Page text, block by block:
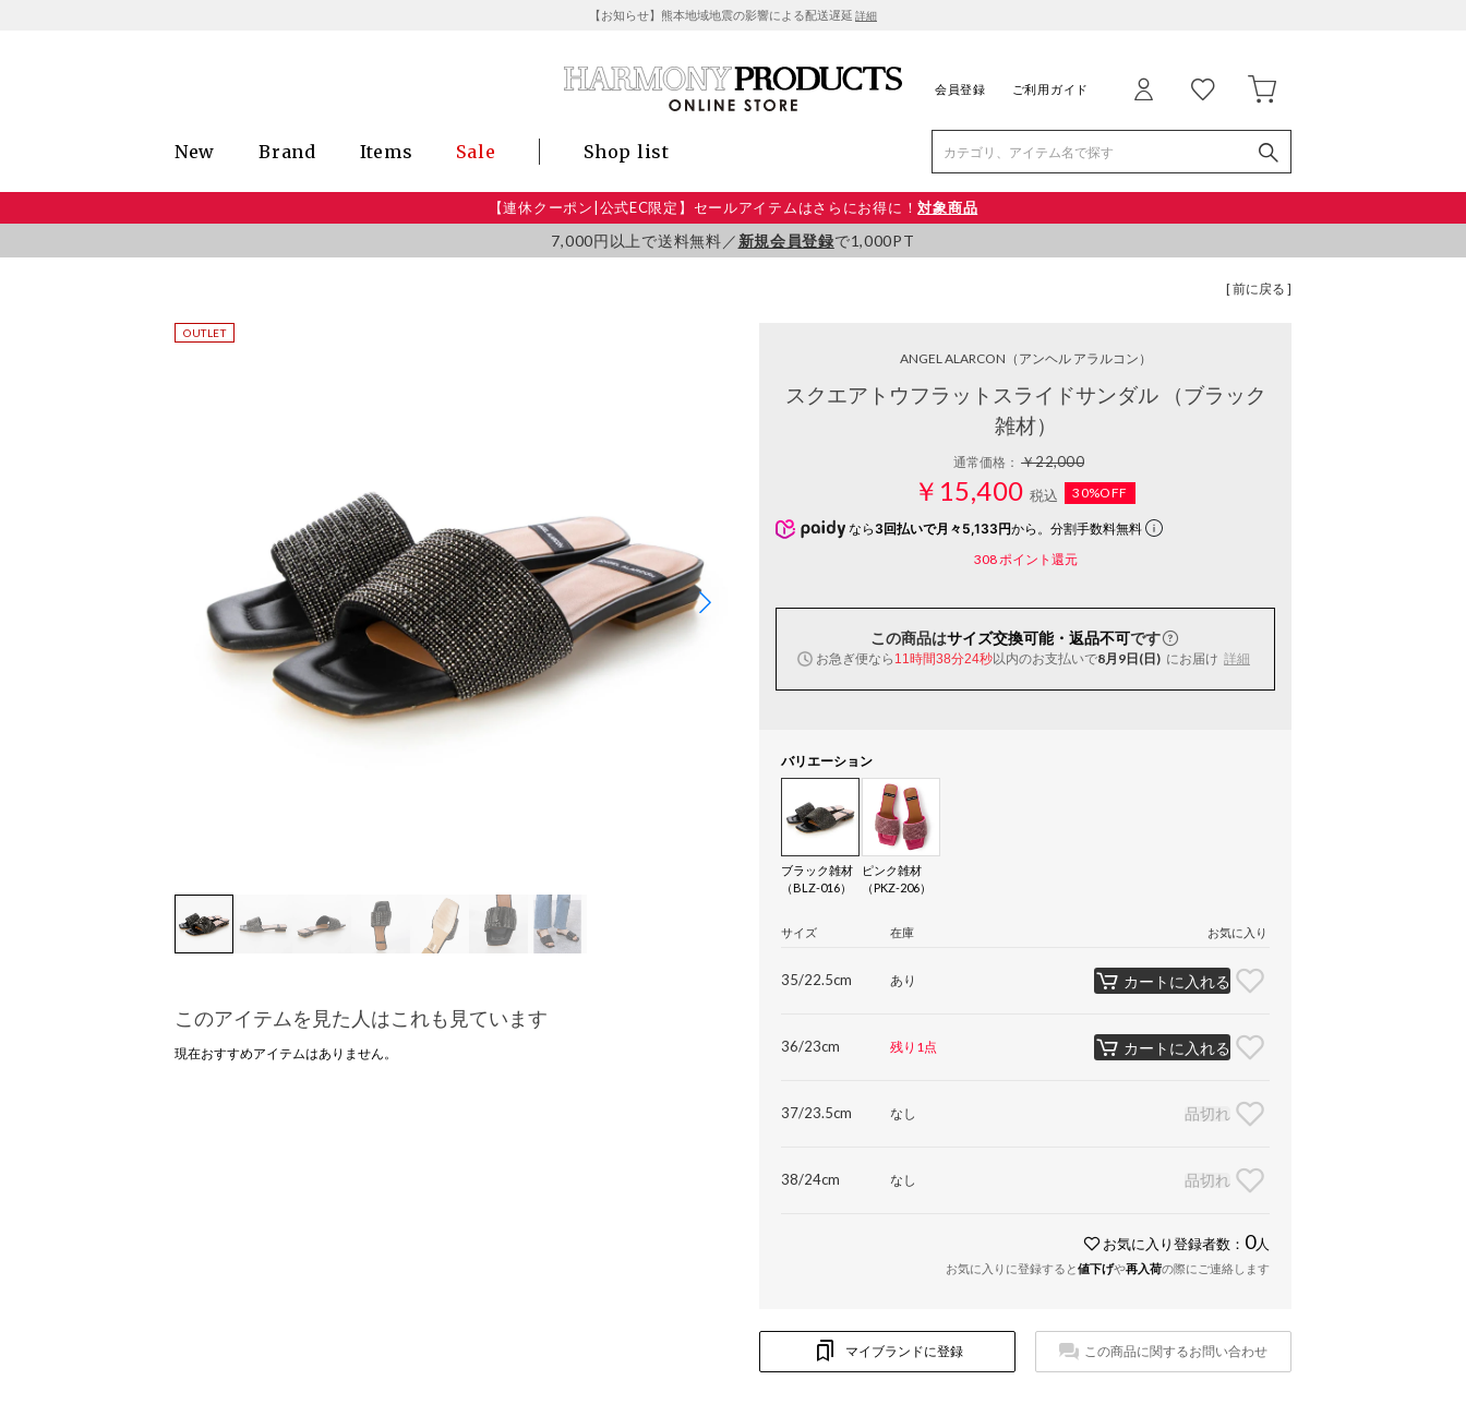
【お知らせ】熊本地域地震の影響による配送遅延 詳細
会員登録 ご利用ガイド
New Brand Items Sale Shop list
【連休クーポン|公式EC限定】セールアイテムはさらにお得に！対象商品
7,000円以上で送料無料／ 新規会員登録で1,000PT
[ 前に戻る ]
このアイテムを見た人はこれも見ています
現在おすすめアイテムはありません。
ANGEL ALARCON （アンヘル アラルコン）
スクエアトウフラットスライドサンダル （ブラック
雑材）
通常価格：￥22,000
￥15,400 税込 30%OFF
なら 3回払いで月々5,133円から。分割手数料無料
308ポイント還元
この商品はサイズ交換可能・返品不可です
お急ぎ便なら 11時間38分23秒以内のお支払いで8月9日(日) にお届け 詳細
バリエーション
ブラック雑材
（BLZ-016）
ピンク雑材
（PKZ-206）
サイズ 在庫 お気に入り
35/22.5cm あり カートに入れる
36/23cm 残り1点 カートに入れる
37/23.5cm なし 品切れ
38/24cm なし 品切れ
お気に入り登録者数： 0人
お気に入りに登録すると値下げや再入荷の際にご連絡します
マイブランドに登録 この商品に関するお問い合わせ